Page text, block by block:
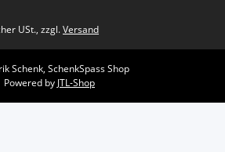
USt., zzgl.Versand
Schenk, SchenkSpass Shop
Powered by JTL-Shop